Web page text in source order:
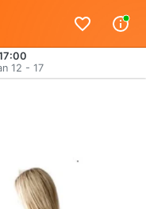
12 - 17